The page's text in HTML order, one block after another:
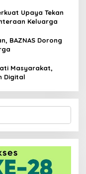
Upaya Tekan
Keluarga
BAZNAS Dorong
Masyarakat,
Digital